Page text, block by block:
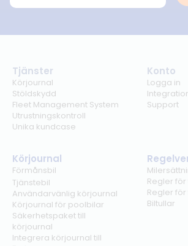
Tjänster
Körjournal
Stöldskydd
Fleet Management System
Utrustningskontroll
Unika kundcase
Konto
Logga in
Support
Körjournal
Förmånsbil
Tjänstebil
Användarvänlig körjournal
Körjournal för poolbilar
Säkerhetspaket till
körjournal
Integrera körjournal till
Regler
Regler
Biltullar